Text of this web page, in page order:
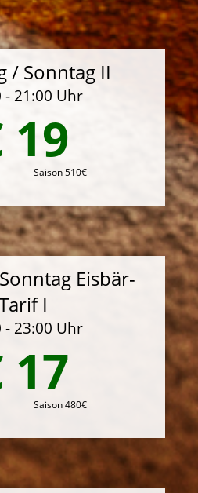
/ Sonntag II
- 21:00 Uhr
19
Saison 510€
Eisbär-
I
- 23:00 Uhr
17
Saison 480€